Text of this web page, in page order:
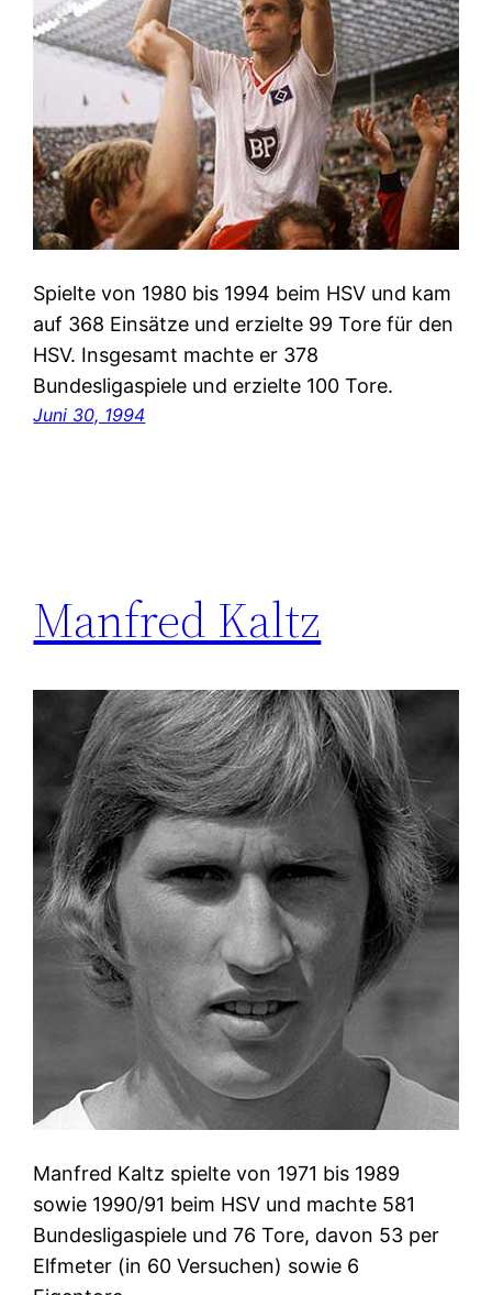
Spielte von 1980 bis 1994 beim HSV und kam
auf 368 Einsätze und erzielte 99 Tore für den
HSV. Insgesamt machte er 378
Bundesligaspiele und erzielte 100 Tore.
Juni 30, 1994
Manfred Kaltz
Manfred Kaltz spielte von 1971 bis 1989
sowie 1990/91 beim HSV und machte 581
Bundesligaspiele und 76 Tore, davon 53 per
Elfmeter (in 60 Versuchen) sowie 6